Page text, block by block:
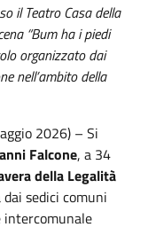
il Teatro Casa della
“Bum ha i piedi
organizzato dai
nell’ambito della
2026) – Si
Falcone, a 34
della Legalità
sedici comuni
intercomunale